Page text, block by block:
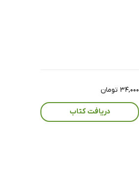
۳۴,۰۰۰ تومان
دریافت کتاب